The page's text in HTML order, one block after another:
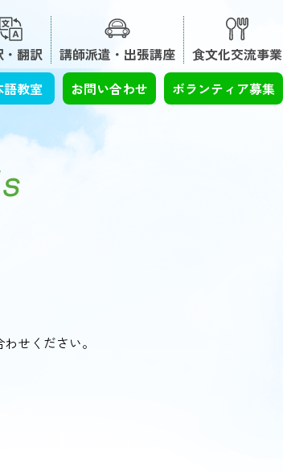
・翻訳 講師派遣・出張講座 食文化交流事業
語教室 お問い合わせ ボランティア募集
せください。